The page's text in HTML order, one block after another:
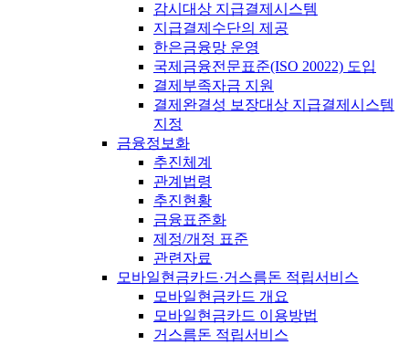
감시대상 지급결제시스템
지급결제수단의 제공
한은금융망 운영
국제금융전문표준(ISO 20022) 도입
결제부족자금 지원
결제완결성 보장대상 지급결제시스템
지정
금융정보화
추진체계
관계법령
추진현황
금융표준화
제정/개정 표준
관련자료
모바일현금카드·거스름돈 적립서비스
모바일현금카드 개요
모바일현금카드 이용방법
거스름돈 적립서비스